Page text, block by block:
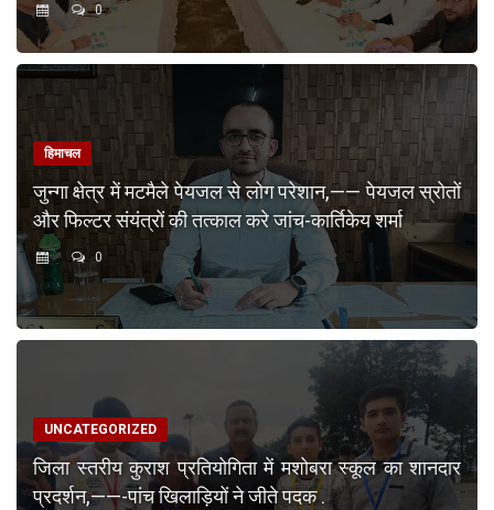
0
हिमाचल
जुन्गा क्षेत्र में मटमैले पेयजल से लोग परेशान,—— पेयजल स्रोतों
और फिल्टर संयंत्रों की तत्काल करे जांच-कार्तिकेय शर्मा
0
UNCATEGORIZED
जिला स्तरीय कुराश प्रतियोगिता में मशोबरा स्कूल का शानदार
प्रदर्शन,——-पांच खिलाड़ियों ने जीते पदक .